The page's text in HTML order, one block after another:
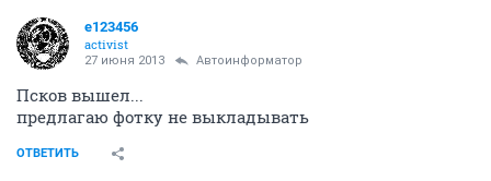
e123456
activist
27 июня 2013 Автоинформатор
Псков вышел...
предлагаю фотку не выкладывать
ОТВЕТИТЬ